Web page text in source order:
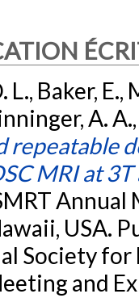
L., Baker, E.,
A.
repeatable
MRI at 3T
USA.
Society for
and